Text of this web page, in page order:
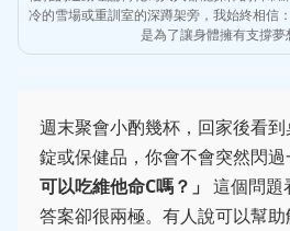
冷的雪場或重訓室的深蹲架旁，我始終相信
是為了讓身體擁有支撐夢
週末聚會小酌幾杯，回家後看
錠或保健品，你會不會突然閃過
可以吃維他命C嗎？」 這個問題
答案卻很兩極。有人說可以幫